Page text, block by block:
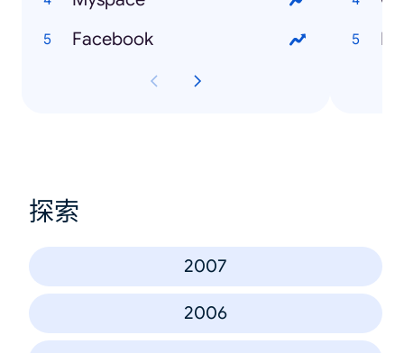
Facebook
探索
2007
2006